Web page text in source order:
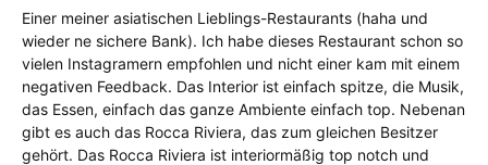
Einer meiner asiatischen Lieblings-Restaurants (haha und
wieder ne sichere Bank). Ich habe dieses Restaurant schon so
vielen Instagramern empfohlen und nicht einer kam mit einem
negativen Feedback. Das Interior ist einfach spitze, die Musik,
das Essen, einfach das ganze Ambiente einfach top. Nebenan
gibt es auch das Rocca Riviera, das zum gleichen Besitzer
gehört. Das Rocca Riviera ist interiormäßig top notch und